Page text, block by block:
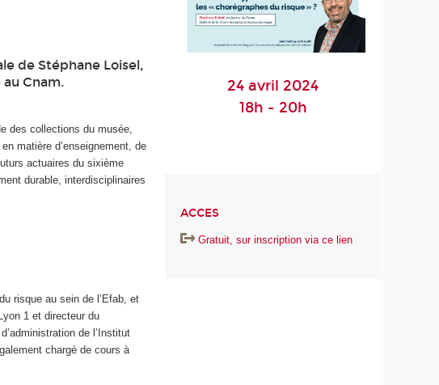
de Stéphane Loisel,
Cnam.
des collections du musée,
matière d’enseignement, de
actuaires du sixième
durable, interdisciplinaires
risque au sein de l’Efab, et
1 et directeur du
de l’Institut
chargé de cours à
24 avril 2024
18h - 20h
ACCES
Gratuit, sur inscription via ce lien